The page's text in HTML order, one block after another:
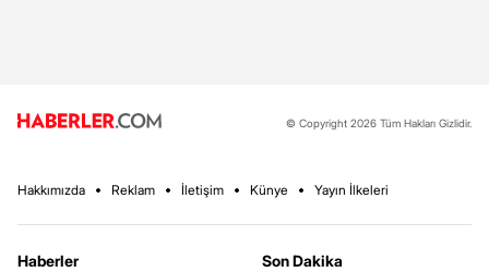
© Copyright 2026 Tüm Hakları Gizlidir.
Hakkımızda Reklam İletişim Künye Yayın İlkeleri
Haberler
Son Dakika